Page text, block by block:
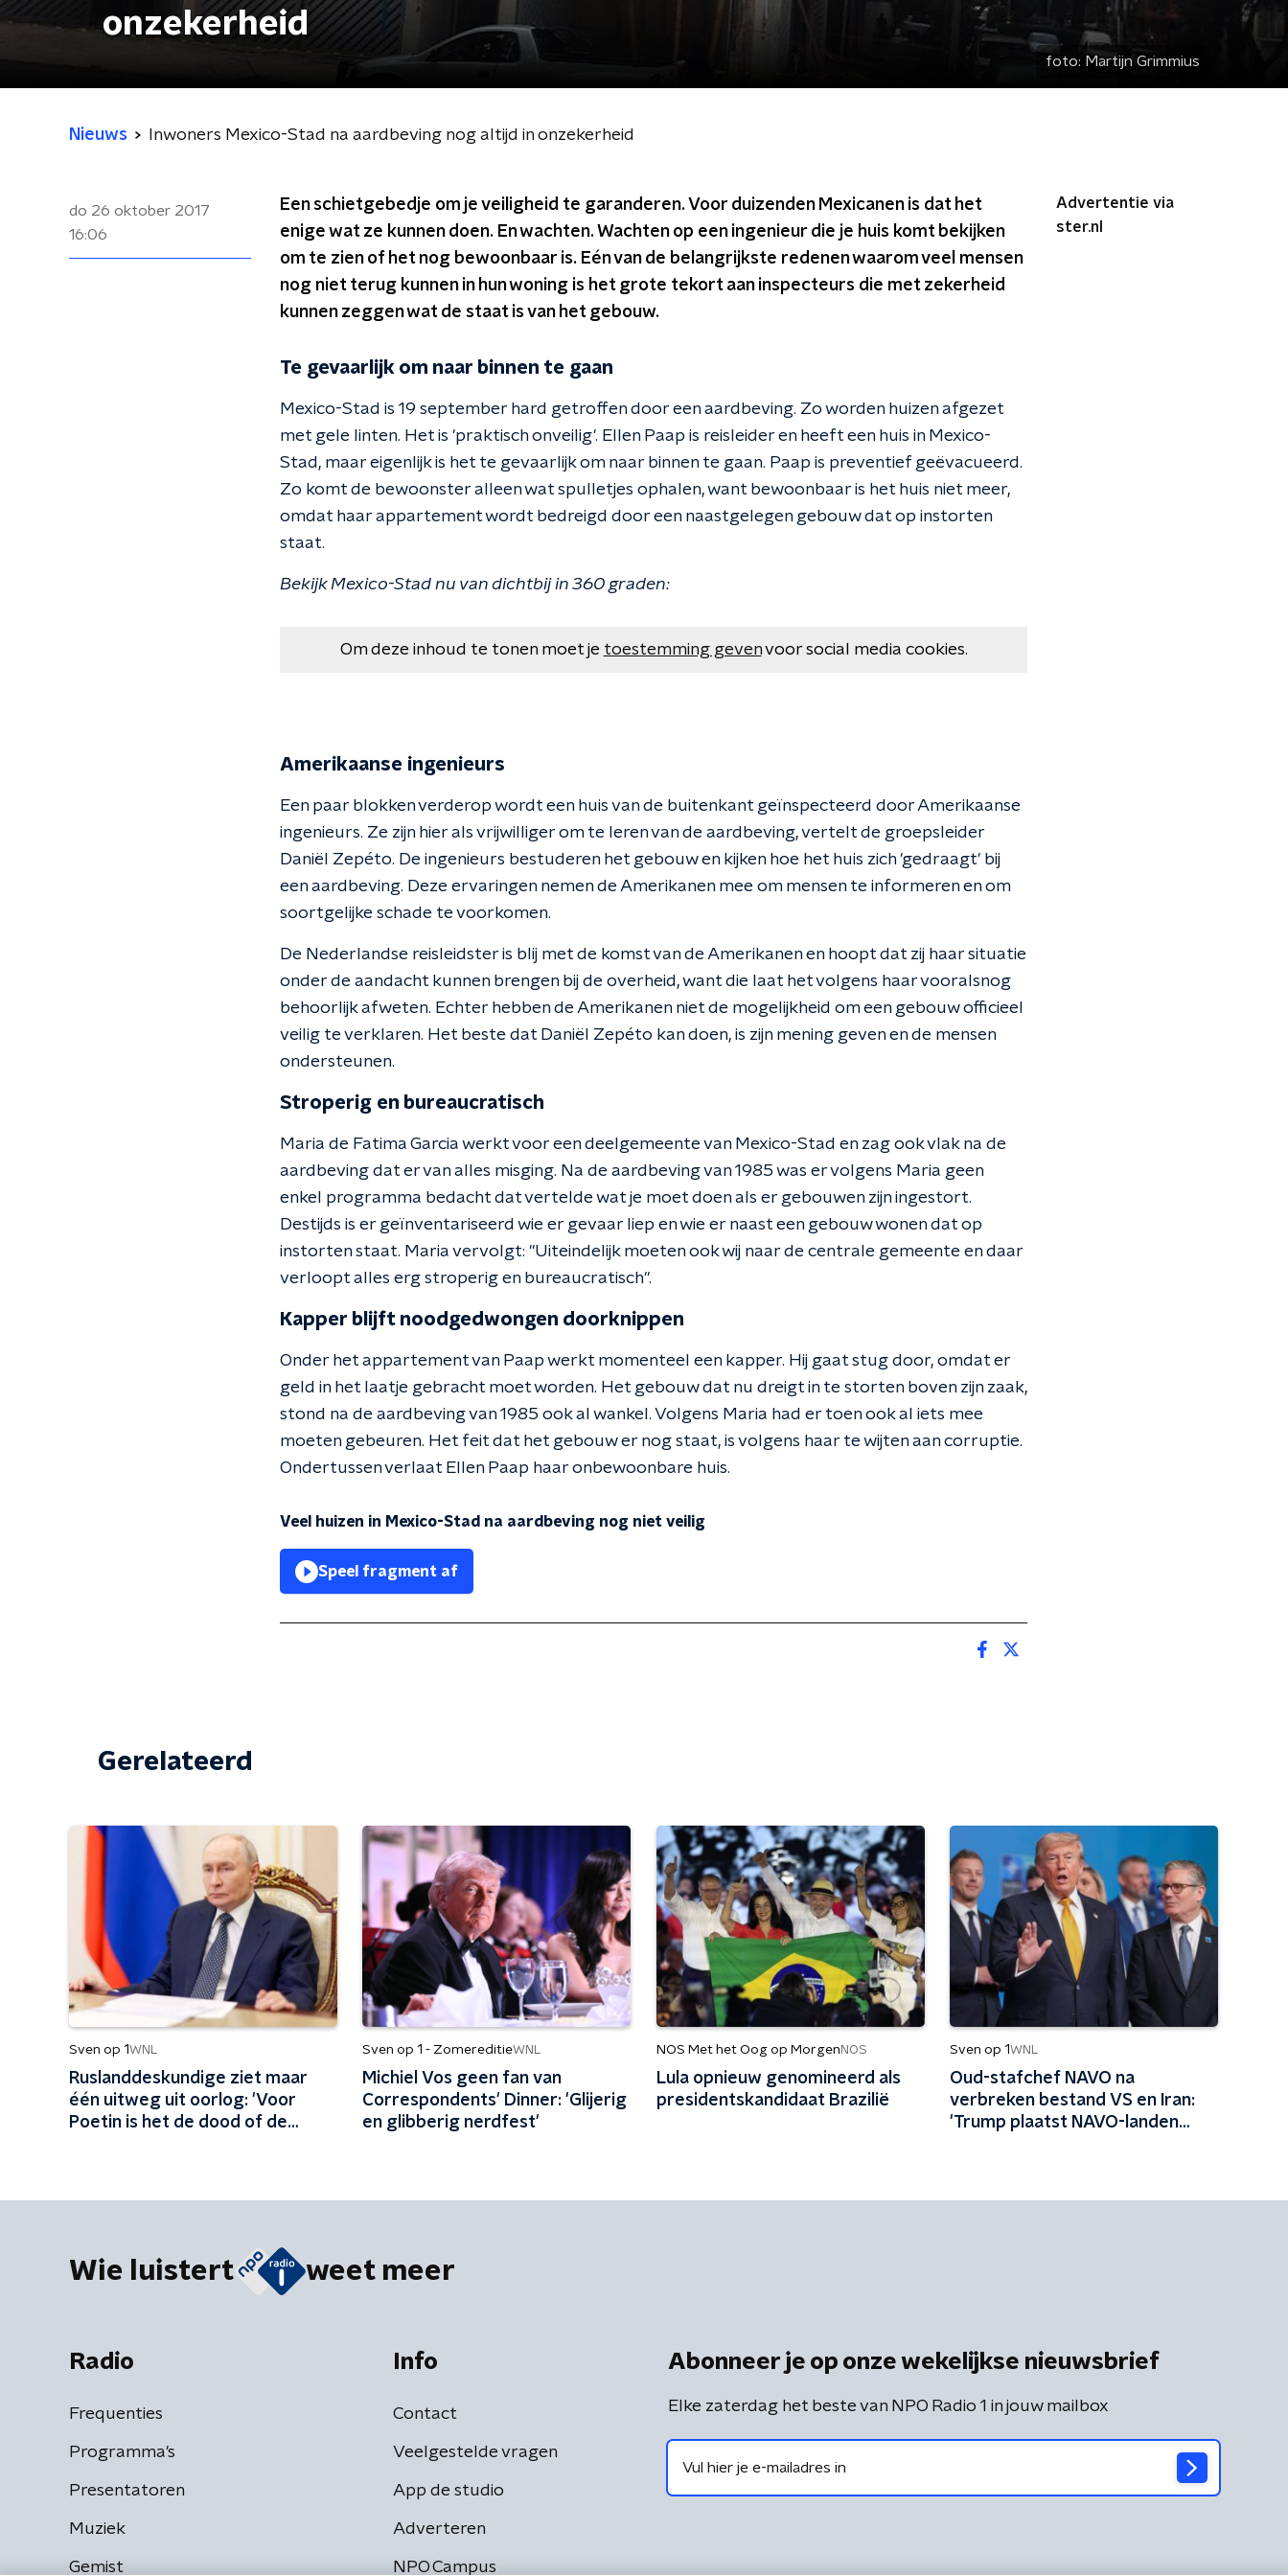
onzekerheid
foto: Martijn Grimmius
Nieuws Inwoners Mexico-Stad na aardbeving nog altijd in onzekerheid
do 26 oktober 2017
16:06
Een schietgebedje om je veiligheid te garanderen. Voor duizenden Mexicanen is dat het
enige wat ze kunnen doen. En wachten. Wachten op een ingenieur die je huis komt bekijken
om te zien of het nog bewoonbaar is. Eén van de belangrijkste redenen waarom veel mensen
nog niet terug kunnen in hun woning is het grote tekort aan inspecteurs die met zekerheid
kunnen zeggen wat de staat is van het gebouw.
Te gevaarlijk om naar binnen te gaan
Mexico-Stad is 19 september hard getroffen door een aardbeving. Zo worden huizen afgezet
met gele linten. Het is 'praktisch onveilig'. Ellen Paap is reisleider en heeft een huis in Mexico-
Stad, maar eigenlijk is het te gevaarlijk om naar binnen te gaan. Paap is preventief geëvacueerd.
Zo komt de bewoonster alleen wat spulletjes ophalen, want bewoonbaar is het huis niet meer,
omdat haar appartement wordt bedreigd door een naastgelegen gebouw dat op instorten
staat.
Bekijk Mexico-Stad nu van dichtbij in 360 graden:
Om deze inhoud te tonen moet je toestemming gevenvoor social media cookies.
Amerikaanse ingenieurs
Een paar blokken verderop wordt een huis van de buitenkant geïnspecteerd door Amerikaanse
ingenieurs. Ze zijn hier als vrijwilliger om te leren van de aardbeving, vertelt de groepsleider
Daniël Zepéto. De ingenieurs bestuderen het gebouw en kijken hoe het huis zich 'gedraagt' bij
een aardbeving. Deze ervaringen nemen de Amerikanen mee om mensen te informeren en om
soortgelijke schade te voorkomen.
De Nederlandse reisleidster is blij met de komst van de Amerikanen en hoopt dat zij haar situatie
onder de aandacht kunnen brengen bij de overheid, want die laat het volgens haar vooralsnog
behoorlijk afweten. Echter hebben de Amerikanen niet de mogelijkheid om een gebouw officieel
veilig te verklaren. Het beste dat Daniël Zepéto kan doen, is zijn mening geven en de mensen
ondersteunen.
Stroperig en bureaucratisch
Maria de Fatima Garcia werkt voor een deelgemeente van Mexico-Stad en zag ook vlak na de
aardbeving dat er van alles misging. Na de aardbeving van 1985 was er volgens Maria geen
enkel programma bedacht dat vertelde wat je moet doen als er gebouwen zijn ingestort.
Destijds is er geïnventariseerd wie er gevaar liep en wie er naast een gebouw wonen dat op
instorten staat. Maria vervolgt: "Uiteindelijk moeten ook wij naar de centrale gemeente en daar
verloopt alles erg stroperig en bureaucratisch".
Kapper blijft noodgedwongen doorknippen
Onder het appartement van Paap werkt momenteel een kapper. Hij gaat stug door, omdat er
geld in het laatje gebracht moet worden. Het gebouw dat nu dreigt in te storten boven zijn zaak,
stond na de aardbeving van 1985 ook al wankel. Volgens Maria had er toen ook al iets mee
moeten gebeuren. Het feit dat het gebouw er nog staat, is volgens haar te wijten aan corruptie.
Ondertussen verlaat Ellen Paap haar onbewoonbare huis.
Veel huizen in Mexico-Stad na aardbeving nog niet veilig
Speel fragment af
Advertentie via
ster.nl
Gerelateerd
Sven op 1WNL
Ruslanddeskundige ziet maar
één uitweg uit oorlog: 'Voor
Poetin is het de dood of de
Sven op 1 - ZomereditieWNL
Michiel Vos geen fan van
Correspondents' Dinner: 'Glijerig
en glibberig nerdfest'
NOS Met het Oog op Morgen NOS
Lula opnieuw genomineerd als
presidentskandidaat Brazilië
Sven op 1WNL
Oud-stafchef NAVO na
verbreken bestand VS en Iran:
'Trump plaatst NAVO-landen
Wie luistert weet meer
Radio
Frequenties
Programma's
Presentatoren
Muziek
Gemist
Info
Contact
Veelgestelde vragen
App de studio
Adverteren
NPO Campus
Abonneer je op onze wekelijkse nieuwsbrief
Elke zaterdag het beste van NPO Radio 1 in jouw mailbox